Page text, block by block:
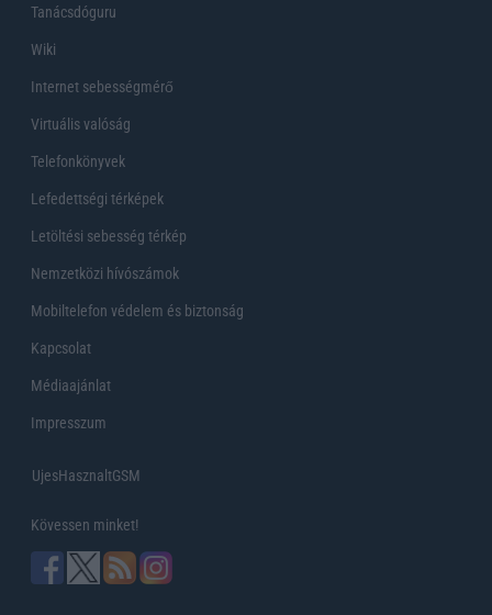
Tanácsdóguru
Wiki
Internet sebességmérő
Virtuális valóság
Telefonkönyvek
Lefedettségi térképek
Letöltési sebesség térkép
Nemzetközi hívószámok
Mobiltelefon védelem és biztonság
Kapcsolat
Médiaajánlat
Impresszum
UjesHasznaltGSM
Kövessen minket!